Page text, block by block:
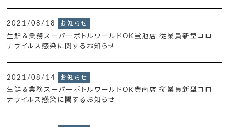
2021/08/18 お知らせ
生鮮＆業務スーパーボトルワールドOK蛍池店 従業員新型コロ
ナウイルス感染に関するお知らせ
2021/08/14 お知らせ
生鮮＆業務スーパーボトルワールドOK豊南店 従業員新型コロ
ナウイルス感染に関するお知らせ